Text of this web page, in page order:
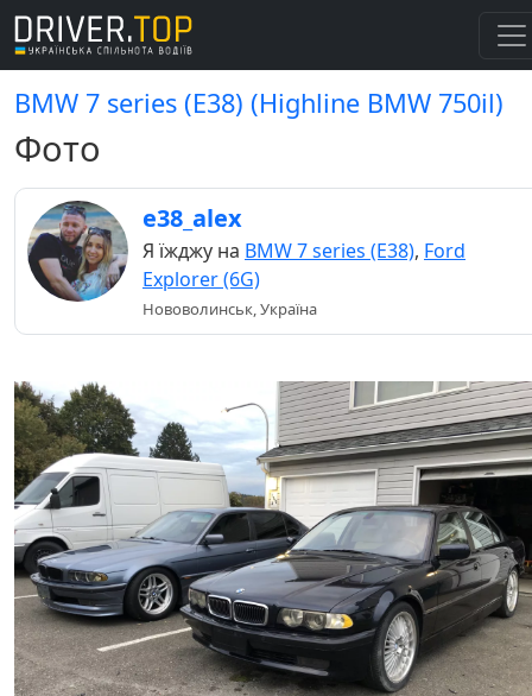
BMW 7 series (E38) (Highline BMW 750il)
Фото
e38_alex
Я їжджу на BMW 7 series (E38), Ford
Explorer (6G)
Нововолинськ, Україна